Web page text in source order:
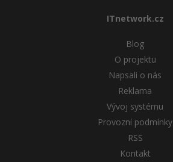
ITnetwork.cz
Blog
O projektu
Napsali o nás
Reklama
Vývoj systému
Provozní podmínky
RSS
Kontakt